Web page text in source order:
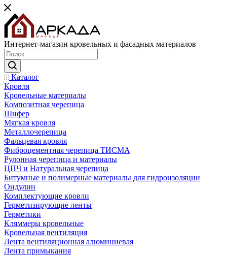
Интернет-магазин кровельных и фасадных материалов
Каталог
Кровля
Кровельные материалы
Композитная черепица
Шифер
Мягкая кровля
Металлочерепица
Фальцевая кровля
Фиброцементная черепица ТИСМА
Рулонная черепица и материалы
ЦПЧ и Натуральная черепица
Битумные и полимерные материалы для гидроизоляции
Ондулин
Комплектующие кровли
Герметизирующие ленты
Герметики
Кляммеры кровельные
Кровельная вентиляция
Лента вентиляционная алюминиевая
Лента примыкания